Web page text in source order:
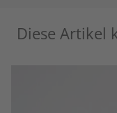
Diese Artikel